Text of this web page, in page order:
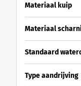
Materiaal kuip
Materiaal
Standaard
Type aandrijving